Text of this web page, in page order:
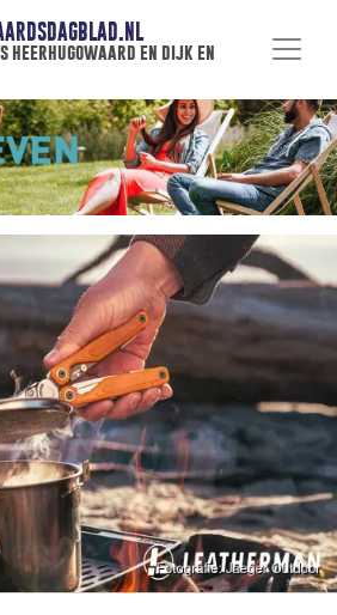
heerhugowaard en dijk en